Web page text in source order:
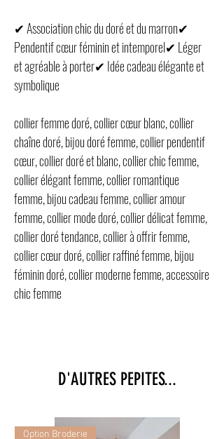
✔ Association chic du doré et du marron✔
Pendentif cœur féminin et intemporel✔ Léger
et agréable à porter✔ Idée cadeau élégante et
symbolique
collier femme doré, collier cœur blanc, collier
chaîne doré, bijou doré femme, collier pendentif
cœur, collier doré et blanc, collier chic femme,
collier élégant femme, collier romantique
femme, bijou cadeau femme, collier amour
femme, collier mode doré, collier délicat femme,
collier doré tendance, collier à offrir femme,
collier cœur doré, collier raffiné femme, bijou
féminin doré, collier moderne femme, accessoire
chic femme
D'AUTRES PEPITES...
Option Broderie